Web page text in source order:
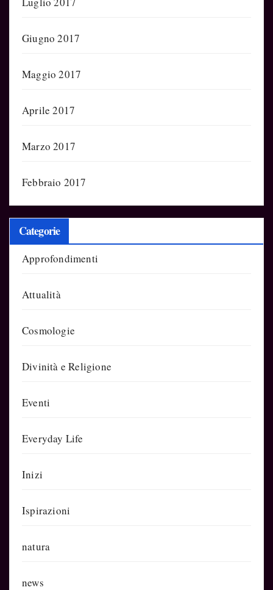
Giugno 2017
Maggio 2017
Aprile 2017
Marzo 2017
Febbraio 2017
Categorie
Approfondimenti
Attualità
Cosmologie
Divinità e Religione
Eventi
Everyday Life
Inizi
Ispirazioni
natura
news